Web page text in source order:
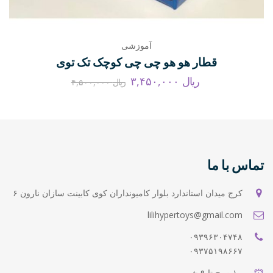
آموزشی
قطار هو هو چی چی کوچک تک توی
ریال ریال۴,۵۰۰,۰۰۰
تماس با ما
کرج میدان استاندارد بلوار کامیونداران کوی کابینت سازان نارون ۶
lilihypertoys@gmail.com
۰۹۳۹۶۳۰۴۷۴۸
۰۹۳۷۵۱۹۸۶۶۷